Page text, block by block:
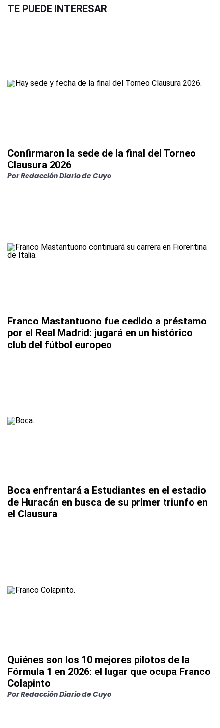
TE PUEDE INTERESAR
Confirmaron la sede de la final del Torneo
Clausura 2026
PorRedacción Diario de Cuyo
Franco Mastantuono fue cedido a préstamo
por el Real Madrid: jugará en un histórico
club del fútbol europeo
Boca enfrentará a Estudiantes en el estadio
de Huracán en busca de su primer triunfo en
el Clausura
Quiénes son los 10 mejores pilotos de la
Fórmula 1 en 2026: el lugar que ocupa Franco
Colapinto
PorRedacción Diario de Cuyo